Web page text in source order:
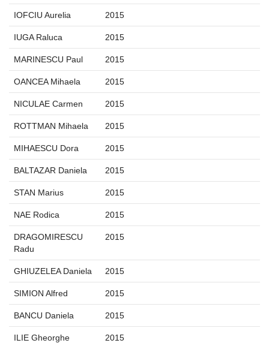
IOFCIU Aurelia 2015
IUGA Raluca 2015
MARINESCU Paul 2015
OANCEA Mihaela 2015
NICULAE Carmen 2015
ROTTMAN Mihaela 2015
MIHAESCU Dora 2015
BALTAZAR Daniela 2015
STAN Marius 2015
NAE Rodica 2015
DRAGOMIRESCU
Radu
2015
GHIUZELEA Daniela 2015
SIMION Alfred 2015
BANCU Daniela 2015
ILIE Gheorghe 2015